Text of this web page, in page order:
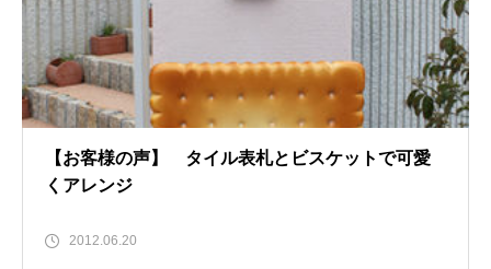
【お客様の声】 タイル表札とビスケットで可愛
くアレンジ
2012.06.20